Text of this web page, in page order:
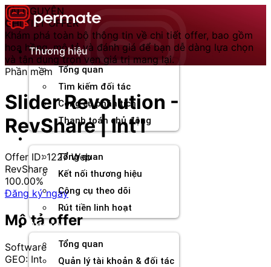
Chuyển
đến
nội
dungThương hiệu
Tổng quan
Tìm kiếm đối tác
Công cụ phân tích
Thanh toán chủ động
Tổng quan
Kết nối thương hiệu
Công cụ theo dõi
Rút tiền linh hoạt
Agency
Tổng quan
Quản lý tài khoản & đối tác
TÀI NGUYÊN
CHI TIẾT OFFER
Khám phá toàn bộ thông tin về chi tiết offer, bao gồm
hoa hồng, mô tả và đánh giá để bạn dễ dàng lựa chọn
và tận dụng trọn vẹn giá trị mang lại.
Phần mềm
Slider Revolution -
RevShare | Int'l
Offer ID: 1227 Web
RevShare
100.00%
Đăng ký ngay
Mô tả offer
Software
GEO: Int